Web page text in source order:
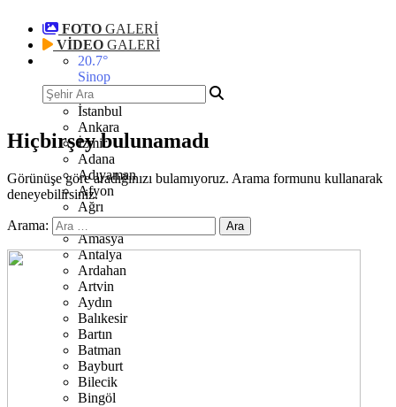
FOTO GALERİ
VİDEO GALERİ
20.7°
Sinop
İstanbul
Ankara
İzmir
Adana
Adıyaman
Afyon
Ağrı
Aksaray
Amasya
Antalya
Ardahan
Artvin
Aydın
Balıkesir
Bartın
Batman
Bayburt
Bilecik
Bingöl
Hiçbirşey bulunamadı
Görünüşe göre aradığınızı bulamıyoruz. Arama formunu kullanarak
deneyebilirsiniz.
Arama: